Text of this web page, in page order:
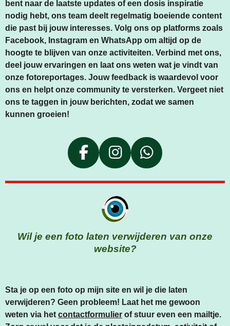
bent naar de laatste updates of een dosis inspiratie
nodig hebt, ons team deelt regelmatig boeiende content
die past bij jouw interesses. Volg ons op platforms zoals
Facebook, Instagram en WhatsApp om altijd op de
hoogte te blijven van onze activiteiten. Verbind met ons,
deel jouw ervaringen en laat ons weten wat je vindt van
onze fotoreportages. Jouw feedback is waardevol voor
ons en helpt onze community te versterken. Vergeet niet
ons te taggen in jouw berichten, zodat we samen
kunnen groeien!
F
O
I
T
A
G
R
W
A
Wil je een foto laten verwijderen van onze
website?
Sta je op een foto op mijn site en wil je die laten
verwijderen? Geen probleem! Laat het me gewoon
weten via het contactformulier of stuur even een mailtje.